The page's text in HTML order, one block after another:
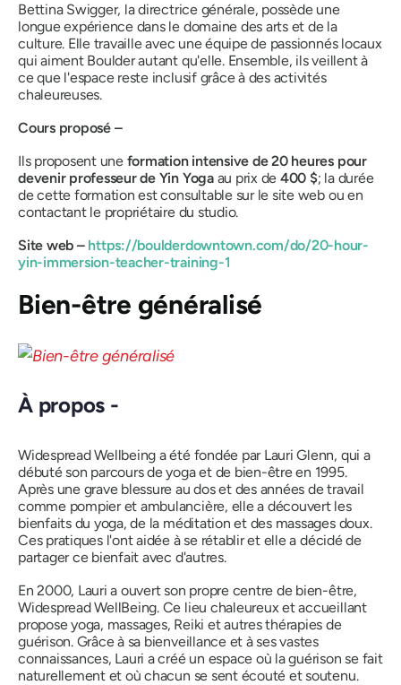
Bettina Swigger, la directrice générale, possède une
longue expérience dans le domaine des arts et de la
culture. Elle travaille avec une équipe de passionnés locaux
qui aiment Boulder autant qu'elle. Ensemble, ils veillent à
ce que l'espace reste inclusif grâce à des activités
chaleureuses.
Cours proposé –
Ils proposent une formation intensive de 20 heures pour
devenir professeur de Yin Yogaau prix de 400 $; la durée
de cette formation est consultable sur le site web ou en
contactant le propriétaire du studio.
Site web –https://boulderdowntown.com/do/20-hour-
yin-immersion-teacher-training-1
Bien-être généralisé
À propos -
Widespread Wellbeing a été fondée par Lauri Glenn, qui a
débuté son parcours de yoga et de bien-être en 1995.
Après une grave blessure au dos et des années de travail
comme pompier et ambulancière, elle a découvert les
bienfaits du yoga, de la méditation et des massages doux.
Ces pratiques l'ont aidée à se rétablir et elle a décidé de
partager ce bienfait avec d'autres.
En 2000, Lauri a ouvert son propre centre de bien-être,
Widespread WellBeing. Ce lieu chaleureux et accueillant
propose yoga, massages, Reiki et autres thérapies de
guérison. Grâce à sa bienveillance et à ses vastes
connaissances, Lauri a créé un espace où la guérison se fait
naturellement et où chacun se sent écouté et soutenu.